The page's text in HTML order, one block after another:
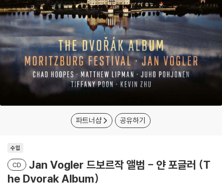
파트너샵 공유하기
수입
CD
Jan Vogler 드보르작 앨범 - 얀 포글러 (T
he Dvorak Album)